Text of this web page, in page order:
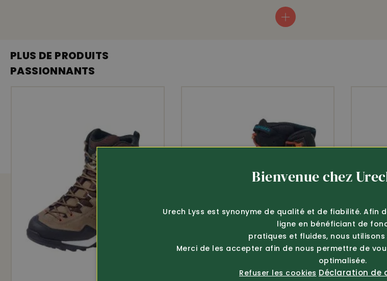
ÉQUIPEMENT
Gore Tex Cramponnable
PLUS DE PRODUITS
PASSIONNANTS
Bienvenue chez
Urech Lyss est synonyme de qualité et de fiabilité. Afin
ligne en bénéficiant de
pratiques et fluides, nous utilisons
Merci de les accepter afin de nous permettre de
optimalisée.
Refuser les cookies Déclaration de